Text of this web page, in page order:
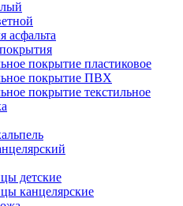
асфальта
покрытие пластиковое
покрытие ПВХ
покрытие текстильное
детские
канцелярские